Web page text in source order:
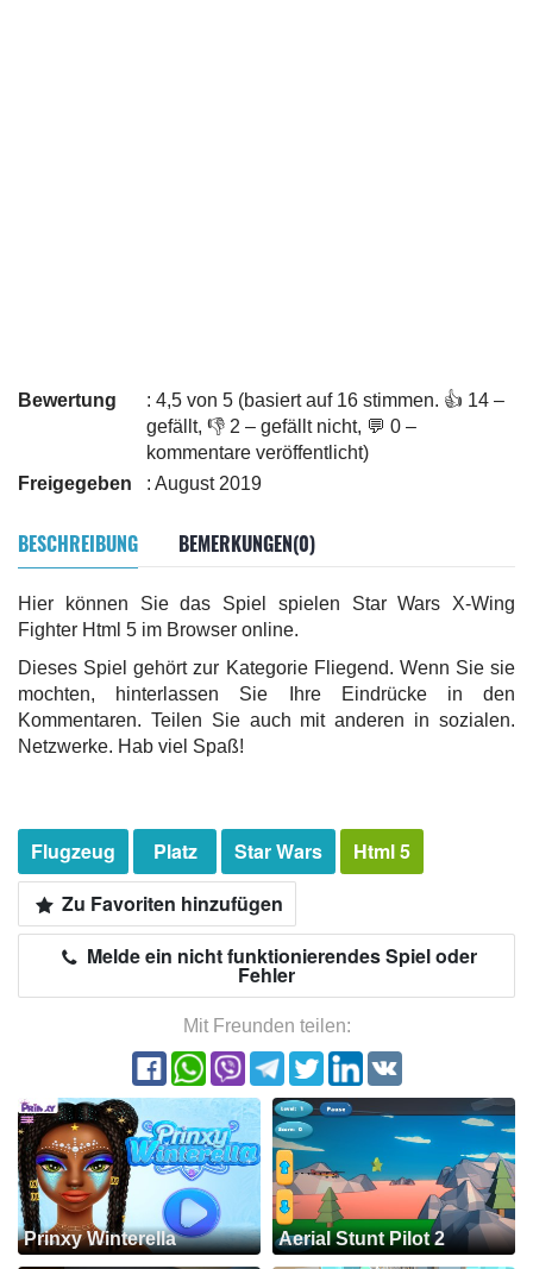
Bewertung
: 4,5 von 5 (basiert auf 16 stimmen. 👍 14 –
gefällt, 👎 2 – gefällt nicht, 💬 0 –
kommentare veröffentlicht)
Freigegeben
: August 2019
BESCHREIBUNG BEMERKUNGEN(0)
Hier können Sie das Spiel spielen Star Wars X-Wing
Fighter Html 5 im Browser online.
Dieses Spiel gehört zur Kategorie Fliegend. Wenn Sie sie
mochten, hinterlassen Sie Ihre Eindrücke in den
Kommentaren. Teilen Sie auch mit anderen in sozialen.
Netzwerke. Hab viel Spaß!
Flugzeug Platz Star Wars
Html 5
Zu Favoriten hinzufügen
Melde ein nicht funktionierendes Spiel oder
Fehler
Mit Freunden teilen:
Prinxy Winterella Aerial Stunt Pilot 2